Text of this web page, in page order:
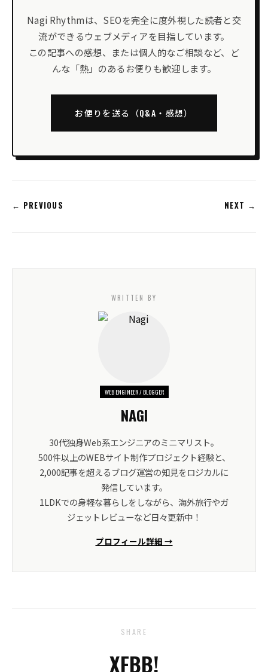
Nagi Rhythmは、SEOを完全に度外視した読者と交
流ができるウェブメディアを目指しています。
この記事への感想、または個人的なご相談など、ど
んな「熱」のあるお便りも歓迎します。
お便りを送る（Q&A・感想）
← PREVIOUS NEXT →
WRITTEN BY
WEB ENGINEER / BLOGGER
NAGI
30代独身Web系エンジニアのミニマリスト。
500件以上のWEBサイト制作プロジェクト経験と、
2,000記事を超えるブログ運営の知見をロジカルに
発信しています。
1LDKでの身軽な暮らしをしながら、海外旅行やガ
ジェットレビューなど日々更新中！
プロフィール詳細 →
SHARE
XFBB!